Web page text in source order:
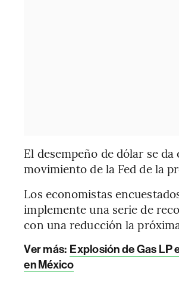
El desempeño de dólar se
movimiento de la Fed de la
Los economistas
implemente una serie de
con una reducción la
Ver más: Explosión de Gas LP
en México